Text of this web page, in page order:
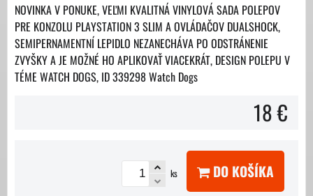
NOVINKA V PONUKE, VEĽMI KVALITNÁ VINYLOVÁ SADA POLEPOV
PRE KONZOLU PLAYSTATION 3 SLIM A OVLÁDAČOV DUALSHOCK,
SEMIPERNAMENTNÍ LEPIDLO NEZANECHÁVA PO ODSTRÁNENIE
ZVYŠKY A JE MOŽNÉ HO APLIKOVAŤ VIACEKRÁT, DESIGN POLEPU V
TÉME WATCH DOGS, ID 339298 Watch Dogs
18 €
ks DO KOŠÍKA